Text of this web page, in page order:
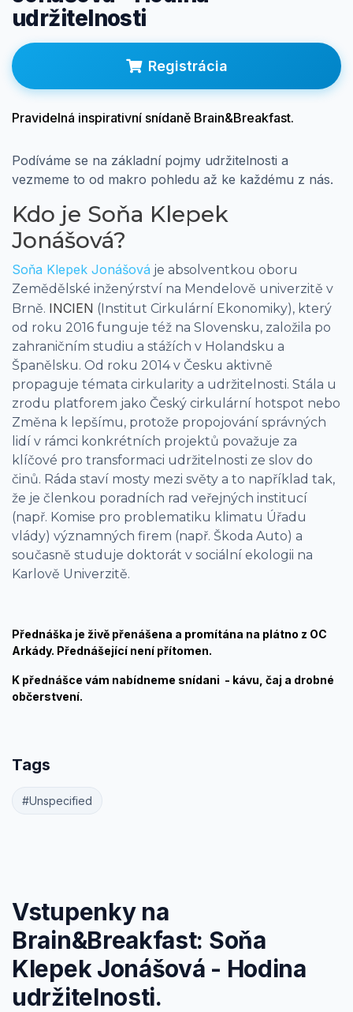
Prihlásenie
udržitelnosti
Registrácia
Pravidelná inspirativní snídaně Brain&Breakfast.
Podíváme se na základní pojmy udržitelnosti a
vezmeme to od makro pohledu až ke každému z nás.
Kdo je Soňa Klepek
Jonášová?
Soňa Klepek Jonášová je absolventkou oboru
Zemědělské inženýrství na Mendelově univerzitě v
Brně. INCIEN (Institut Cirkulární Ekonomiky), který
od roku 2016 funguje též na Slovensku, založila po
zahraničním studiu a stážích v Holandsku a
Španělsku. Od roku 2014 v Česku aktivně
propaguje témata cirkularity a udržitelnosti. Stála u
zrodu platforem jako Český cirkulární hotspot nebo
Změna k lepšímu, protože propojování správných
lidí v rámci konkrétních projektů považuje za
klíčové pro transformaci udržitelnosti ze slov do
činů. Ráda staví mosty mezi světy a to například tak,
že je členkou poradních rad veřejných institucí
(např. Komise pro problematiku klimatu Úřadu
vlády) významných firem (např. Škoda Auto) a
současně studuje doktorát v sociální ekologii na
Karlově Univerzitě.
Přednáška je živě přenášena a promítána na plátno z OC
Arkády. Přednášející není přítomen.
K přednášce vám nabídneme snídani - kávu, čaj a drobné
občerstvení.
Tags
#Unspecified
Vstupenky na
Brain&Breakfast: Soňa
Klepek Jonášová - Hodina
udržitelnosti.